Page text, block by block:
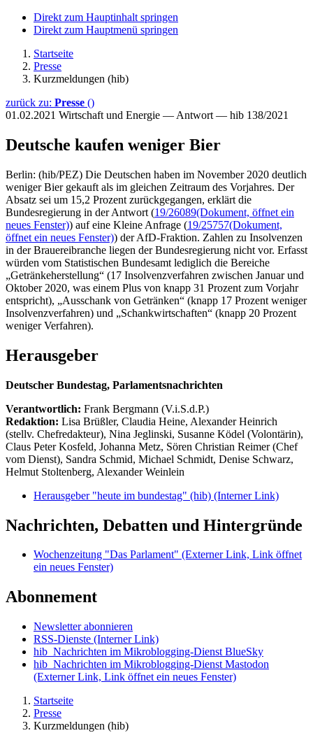
Direkt zum Hauptinhalt springen
Direkt zum Hauptmenü springen
Startseite
Presse
Kurzmeldungen (hib)
zurück zu: Presse ()
01.02.2021 Wirtschaft und Energie — Antwort — hib 138/2021
Deutsche kaufen weniger Bier
Berlin: (hib/PEZ) Die Deutschen haben im November 2020 deutlich
weniger Bier gekauft als im gleichen Zeitraum des Vorjahres. Der
Absatz sei um 15,2 Prozent zurückgegangen, erklärt die
Bundesregierung in der Antwort (19/26089(Dokument, öffnet ein
neues Fenster)) auf eine Kleine Anfrage (19/25757(Dokument,
öffnet ein neues Fenster)) der AfD-Fraktion. Zahlen zu Insolvenzen
in der Brauereibranche liegen der Bundesregierung nicht vor. Erfasst
würden vom Statistischen Bundesamt lediglich die Bereiche
„Getränkeherstellung“ (17 Insolvenzverfahren zwischen Januar und
Oktober 2020, was einem Plus von knapp 31 Prozent zum Vorjahr
entspricht), „Ausschank von Getränken“ (knapp 17 Prozent weniger
Insolvenzverfahren) und „Schankwirtschaften“ (knapp 20 Prozent
weniger Verfahren).
Herausgeber
Deutscher Bundestag, Parlamentsnachrichten
Verantwortlich: Frank Bergmann (V.i.S.d.P.)
Redaktion: Lisa Brüßler, Claudia Heine, Alexander Heinrich
(stellv. Chefredakteur), Nina Jeglinski, Susanne Ködel (Volontärin),
Claus Peter Kosfeld, Johanna Metz, Sören Christian Reimer (Chef
vom Dienst), Sandra Schmid, Michael Schmidt, Denise Schwarz,
Helmut Stoltenberg, Alexander Weinlein
Herausgeber "heute im bundestag" (hib) (Interner Link)
Nachrichten, Debatten und Hintergründe
Wochenzeitung "Das Parlament" (Externer Link, Link öffnet
ein neues Fenster)
Abonnement
Newsletter abonnieren
RSS-Dienste (Interner Link)
hib_Nachrichten im Mikroblogging-Dienst BlueSky
hib_Nachrichten im Mikroblogging-Dienst Mastodon
(Externer Link, Link öffnet ein neues Fenster)
Startseite
Presse
Kurzmeldungen (hib)